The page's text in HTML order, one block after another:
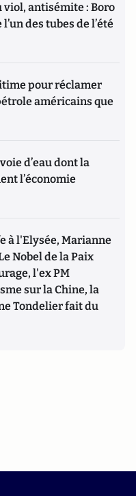
antisémite : Boro
des tubes de l’été
pour réclamer
américains que
d’eau dont la
l’économie
à l'Elysée, Marianne
Nobel de la Paix
l'ex PM
sur la Chine, la
Tondelier fait du